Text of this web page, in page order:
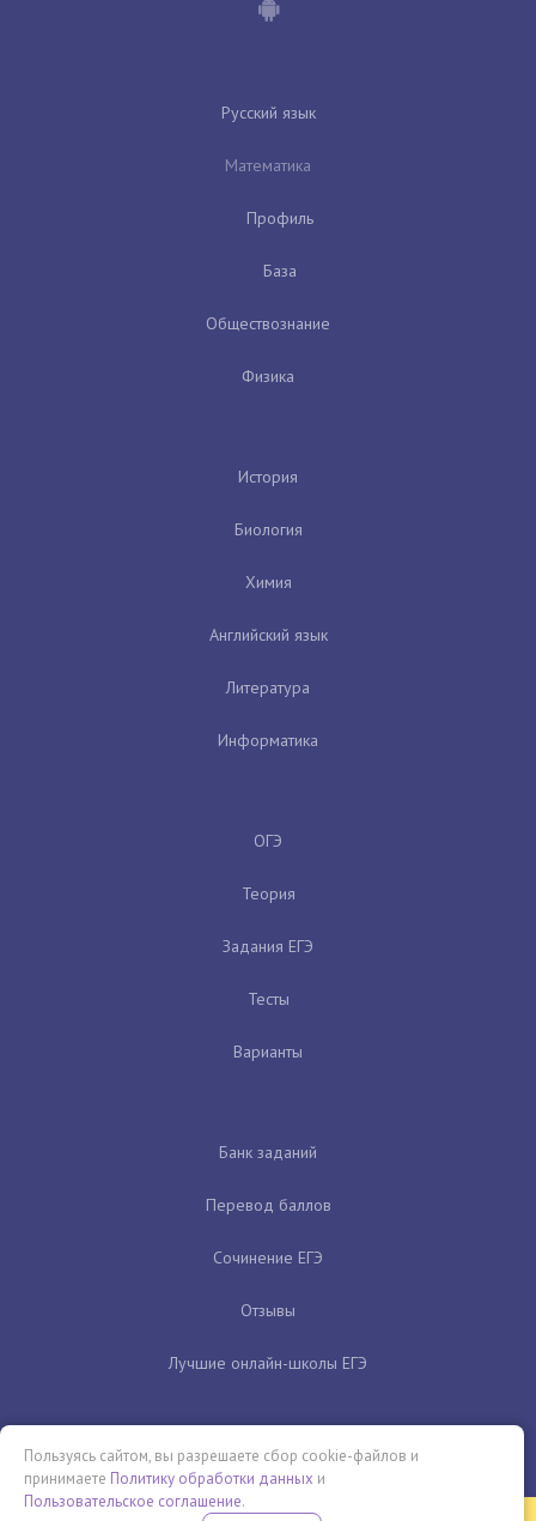
Русский язык
Математика
Профиль
База
Обществознание
Физика
История
Биология
Химия
Английский язык
Литература
Информатика
ОГЭ
Теория
Задания ЕГЭ
Тесты
Варианты
Банк заданий
Перевод баллов
Сочинение ЕГЭ
Отзывы
Лучшие онлайн-школы ЕГЭ
Пользуясь сайтом, вы разрешаете сбор cookie-файлов и
принимаете Политику обработки данных и
Пользовательское соглашение.